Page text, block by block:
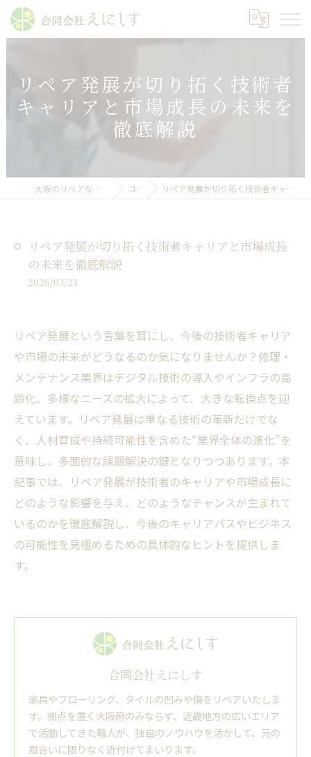
リペア発展が切り拓く技術者
キャリアと市場成長の未来を
徹底解説
大阪のリペアなら合同会社えにしす コラム リペア発展が切り拓く技術者キャリアと市場成長の未来を徹底解説
リペア発展が切り拓く技術者キャリアと市場成長
の未来を徹底解説
2026/03/23
リペア発展という言葉を耳にし、今後の技術者キャリア
や市場の未来がどうなるのか気になりませんか？修理・
メンテナンス業界はデジタル技術の導入やインフラの高
齢化、多様なニーズの拡大によって、大きな転換点を迎
えています。リペア発展は単なる技術の革新だけでな
く、人材育成や持続可能性を含めた“業界全体の進化”を
意味し、多面的な課題解決の鍵となりつつあります。本
記事では、リペア発展が技術者のキャリアや市場成長に
どのような影響を与え、どのようなチャンスが生まれて
いるのかを徹底解説し、今後のキャリアパスやビジネス
の可能性を見極めるための具体的なヒントを提供しま
す。
合同会社えにしす
家具やフローリング、タイルの凹みや傷をリペアいたしま
す。拠点を置く大阪府のみならず、近畿地方の広いエリア
で活動してきた職人が、独自のノウハウを活かして、元の
風合いに限りなく近付けてまいります。